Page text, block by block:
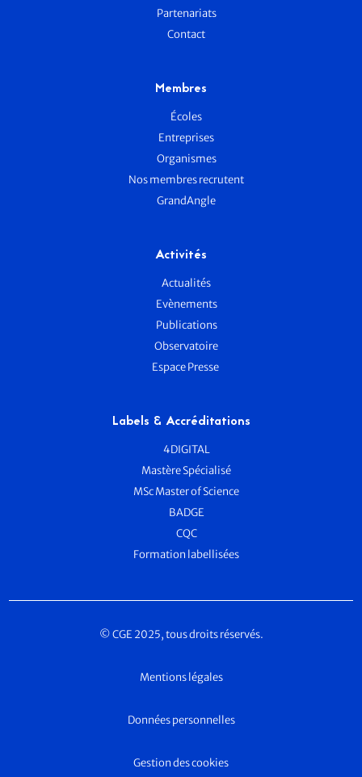
Partenariats
Contact
Membres
Écoles
Entreprises
Organismes
Nos membres recrutent
GrandAngle
Activités
Actualités
Evènements
Publications
Observatoire
Espace Presse
Labels & Accréditations
4DIGITAL
Mastère Spécialisé
MSc Master of Science
BADGE
CQC
Formation labellisées
© CGE 2025, tous droits réservés.
Mentions légales
Données personnelles
Gestion des cookies